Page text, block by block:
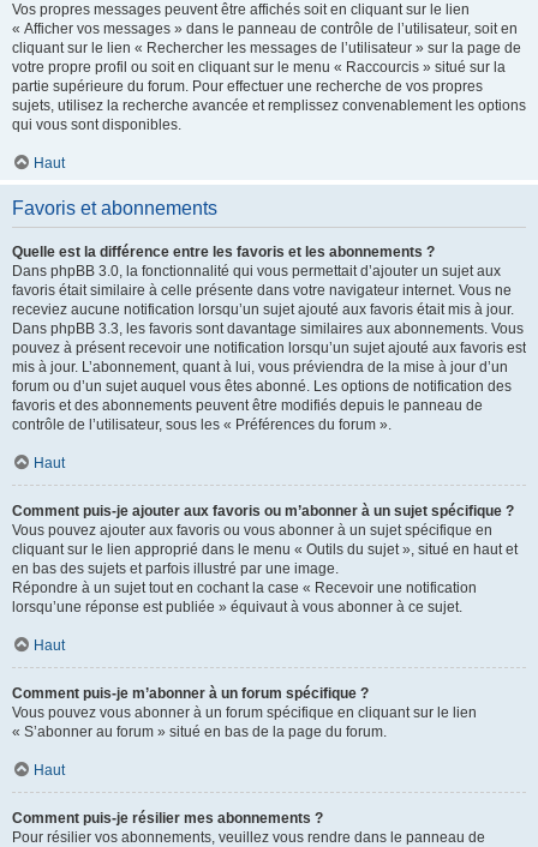
Vos propres messages peuvent être affichés soit en cliquant sur le lien
« Afficher vos messages » dans le panneau de contrôle de l’utilisateur, soit en
cliquant sur le lien « Rechercher les messages de l’utilisateur » sur la page de
votre propre profil ou soit en cliquant sur le menu « Raccourcis » situé sur la
partie supérieure du forum. Pour effectuer une recherche de vos propres
sujets, utilisez la recherche avancée et remplissez convenablement les options
qui vous sont disponibles.
Haut
Favoris et abonnements
Quelle est la différence entre les favoris et les abonnements ?
Dans phpBB 3.0, la fonctionnalité qui vous permettait d’ajouter un sujet aux
favoris était similaire à celle présente dans votre navigateur internet. Vous ne
receviez aucune notification lorsqu’un sujet ajouté aux favoris était mis à jour.
Dans phpBB 3.3, les favoris sont davantage similaires aux abonnements. Vous
pouvez à présent recevoir une notification lorsqu’un sujet ajouté aux favoris est
mis à jour. L’abonnement, quant à lui, vous préviendra de la mise à jour d’un
forum ou d’un sujet auquel vous êtes abonné. Les options de notification des
favoris et des abonnements peuvent être modifiés depuis le panneau de
contrôle de l’utilisateur, sous les « Préférences du forum ».
Haut
Comment puis-je ajouter aux favoris ou m’abonner à un sujet spécifique ?
Vous pouvez ajouter aux favoris ou vous abonner à un sujet spécifique en
cliquant sur le lien approprié dans le menu « Outils du sujet », situé en haut et
en bas des sujets et parfois illustré par une image.
Répondre à un sujet tout en cochant la case « Recevoir une notification
lorsqu’une réponse est publiée » équivaut à vous abonner à ce sujet.
Haut
Comment puis-je m’abonner à un forum spécifique ?
Vous pouvez vous abonner à un forum spécifique en cliquant sur le lien
« S’abonner au forum » situé en bas de la page du forum.
Haut
Comment puis-je résilier mes abonnements ?
Pour résilier vos abonnements, veuillez vous rendre dans le panneau de